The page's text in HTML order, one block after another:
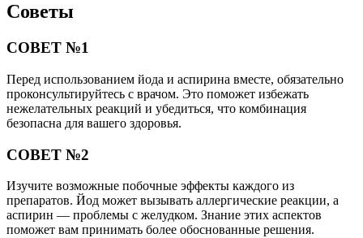
Советы
СОВЕТ №1
Перед использованием йода и аспирина вместе, обязательно
проконсультируйтесь с врачом. Это поможет избежать
нежелательных реакций и убедиться, что комбинация
безопасна для вашего здоровья.
СОВЕТ №2
Изучите возможные побочные эффекты каждого из
препаратов. Йод может вызывать аллергические реакции, а
аспирин — проблемы с желудком. Знание этих аспектов
поможет вам принимать более обоснованные решения.